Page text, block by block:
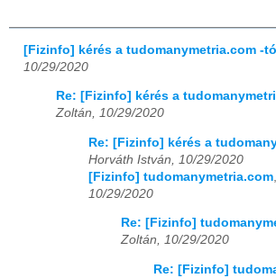
[Fizinfo] kérés a tudomanymetria.com -
10/29/2020
Re: [Fizinfo] kérés a
Zoltán, 10/29/2020
Re: [Fizinfo] kérés a
Horváth István, 10/29/2020
[Fizinfo] tudomanymetria.com
10/29/2020
Re: [Fizinfo]
Zoltán, 10/29/2020
Re: [Fizinfo]